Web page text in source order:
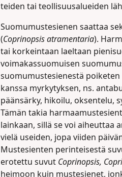
teiden tai teollisuusalueiden
Suomumustesienen saattaa
(Coprinopsis atramentaria).
tai korkeintaan laeltaan
voimakassuomuisen
suomumustesienestä
kanssa myrkytyksen, ns.
päänsärky, hikoilu, oksentelu,
Tämän takia
lainkaan, sillä se voi aiheuttaa
vielä useiden, jopa viiden
Mustesienten perinteisestä
erotettu suvut Coprinopsis,
heimoon kuin mustesienet,